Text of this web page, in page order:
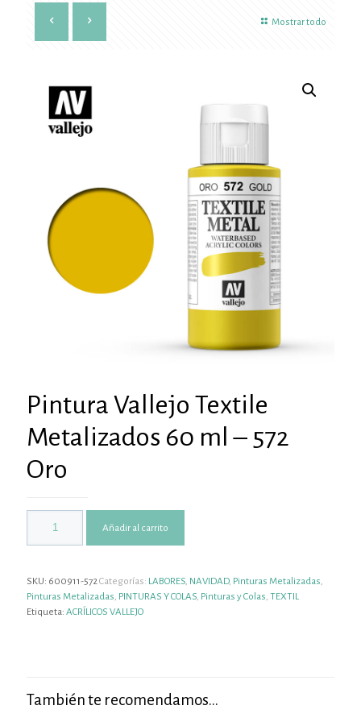
Mostrar todo
Pintura Vallejo Textile
Metalizados 60 ml – 572
Oro
Añadir al carrito
SKU: 600911-572Categorías: LABORES, NAVIDAD, Pinturas Metalizadas,
Pinturas Metalizadas, PINTURAS Y COLAS, Pinturas y Colas, TEXTIL
Etiqueta: ACRÍLICOS VALLEJO
También te recomendamos…